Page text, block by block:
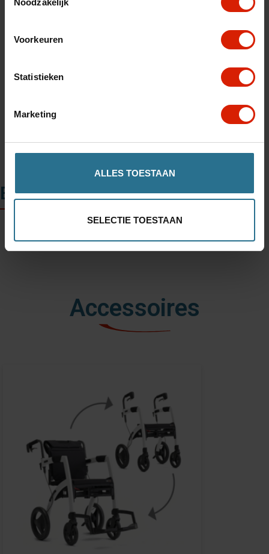
Voorkeuren
Statistieken
Marketing
ALLES TOESTAAN
SELECTIE TOESTAAN
Beschrijving
Accessoires